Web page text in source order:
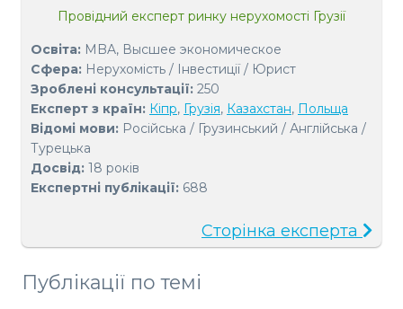
Провідний експерт ринку нерухомості Грузії
Освіта: MBA, Высшее экономическое
Сфера: Нерухомість / Інвестиції / Юрист
Зроблені консультації: 250
Експерт з країн: Кіпр, Грузія, Казахстан, Польща
Відомі мови: Російська / Грузинський / Англійська /
Турецька
Досвід: 18 років
Експертні публікації: 688
Сторінка експерта
Публікації по темі